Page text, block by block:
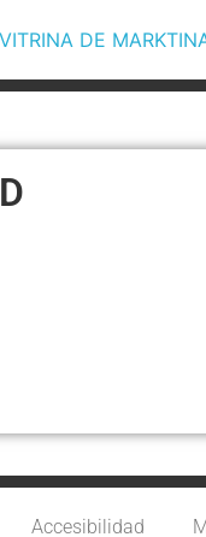
DE
Accesibilidad